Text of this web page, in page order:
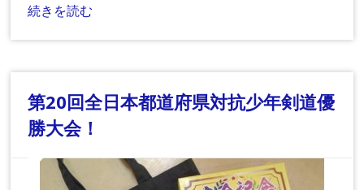
続きを読む
第20回全日本都道府県対抗少年剣道優
勝大会！